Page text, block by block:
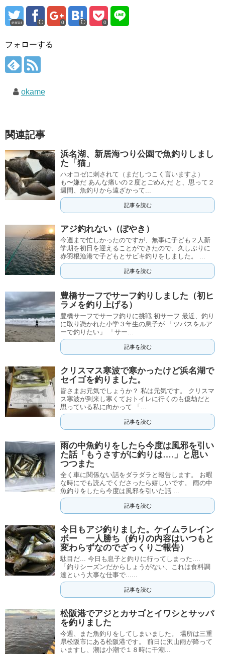
error 0 0
フォローする
okame
関連記事
浜名湖、新居海つり公園で魚釣りしまし
た「猫」
ハオコゼに刺されて（まだしつこく言いますよ）
も〜嫌だ あんな痛いの２度とごめんだ と、思って２
週間、魚釣りから遠ざかって...
記事を読む
アジ釣れない（ぼやき）
今週まで忙しかったのですが、無事に子ども２人新
学期を初日を迎えることができたので、久しぶりに
赤羽根漁港で子どもとサビキ釣りをしました。 ...
記事を読む
豊橋サーフでサーフ釣りしました（初ヒ
ラメを釣り上げる）
豊橋サーフでサーフ釣りに挑戦 初サーフ 最近、釣り
に取り憑かれた小学３年生の息子が 「ツバスをルア
ーで釣りたい」 「サー...
記事を読む
クリスマス寒波で寒かったけど浜名湖で
セイゴを釣りました。
皆さまお元気でしょうか？ 私は元気です。 クリスマ
ス寒波が到来し寒くておトイレに行くのも億劫だと
思っている私に向かって 「...
記事を読む
雨の中魚釣りをしたら今度は風邪を引い
た話「もうさすがに釣りは….」と思い
つつまた
全く車に関係ない話をダラダラと報告します。 お暇
な時にでも読んでくださったら嬉しいです。 雨の中
魚釣りをしたら今度は風邪を引いた話 ...
記事を読む
今日もアジ釣りました。ケイムラレイン
ボー 一人勝ち（釣りの内容はいつもと
変わらずなのでざっくりご報告）
駄目だ... 今日も息子と釣りに行ってしまった....
「釣りシーズンだからしょうがない、これは食料調
達という大事な仕事で......
記事を読む
松阪港でアジとカサゴとイワシとサッパ
を釣りました
今週、また魚釣りをしてしまいました。 場所は三重
県松阪市にある松阪港です。 前日に沢山雨が降って
いますし、潮は小潮で１８時に干潮...